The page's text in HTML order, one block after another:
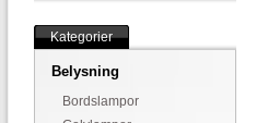
Kategorier
Belysning
Bordslampor